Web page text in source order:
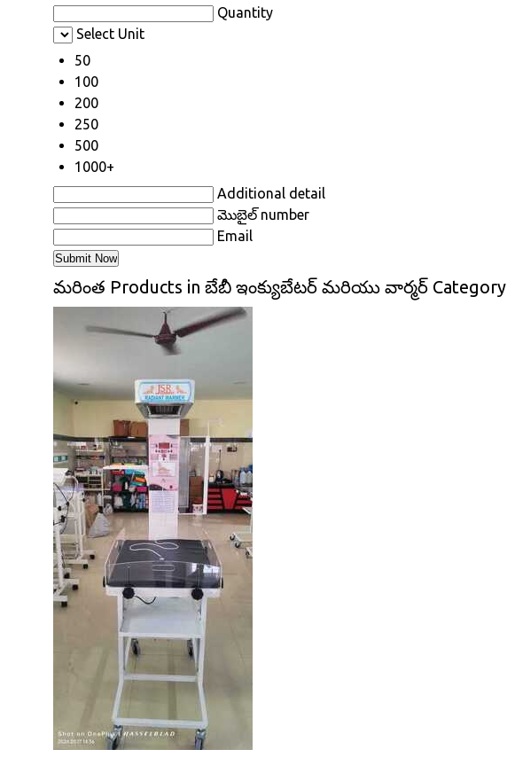
Quantity
Select Unit
50
100
200
250
500
1000+
Additional detail
మొబైల్ number
Email
మరింత Products in బేబీ ఇంక్యుబేటర్ మరియు వార్మర్ Category